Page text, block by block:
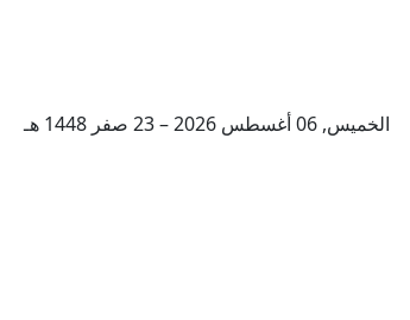
الخميس, 06 أغسطس 2026 – 23 صفر 1448 هـ